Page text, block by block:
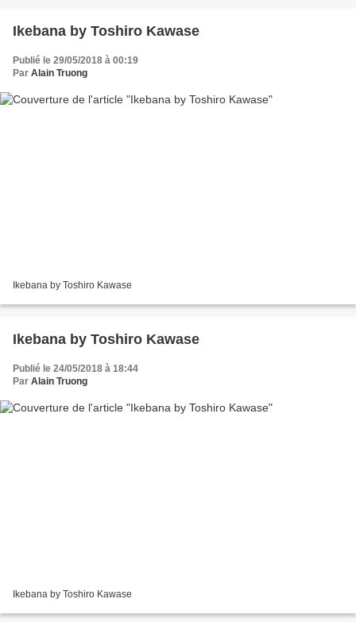
Ikebana by Toshiro Kawase
Publié le 29/05/2018 à 00:19
Par Alain Truong
Ikebana by Toshiro Kawase
Ikebana by Toshiro Kawase
Publié le 24/05/2018 à 18:44
Par Alain Truong
Ikebana by Toshiro Kawase